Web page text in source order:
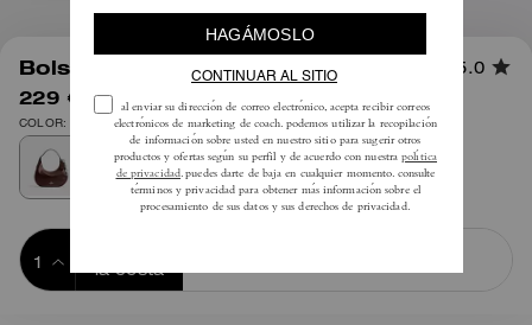
Bolso Emily de Hombro 5.0
229 € 425 €
COLOR: Plata/Arce
la cesta